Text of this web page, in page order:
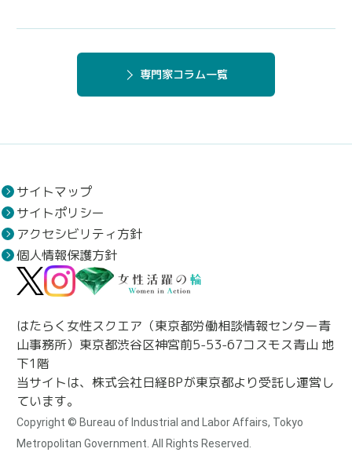
専門家コラム一覧
サイトマップ
サイトポリシー
アクセシビリティ方針
個人情報保護方針
はたらく女性スクエア（東京都労働相談情報センター青
山事務所）東京都渋谷区神宮前5-53-67コスモス青山 地
下1階
当サイトは、株式会社日経BPが東京都より受託し運営し
ています。
Copyright © Bureau of Industrial and Labor Affairs, Tokyo
Metropolitan Government. All Rights Reserved.